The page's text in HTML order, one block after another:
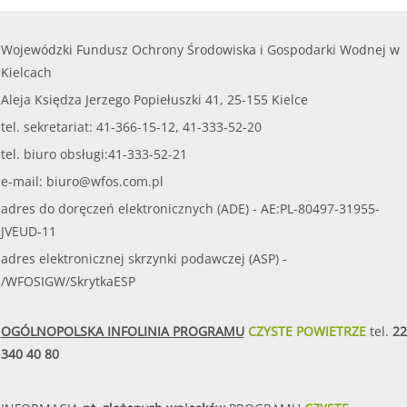
Wojewódzki Fundusz Ochrony Środowiska i Gospodarki Wodnej w
Kielcach
Aleja Księdza Jerzego Popiełuszki 41, 25-155 Kielce
tel. sekretariat: 41-366-15-12, 41-333-52-20
tel. biuro obsługi:41-333-52-21
e-mail: biuro@wfos.com.pl
adres do doręczeń elektronicznych (ADE) - AE:PL-80497-31955-
JVEUD-11
adres elektronicznej skrzynki podawczej (ASP) -
/WFOSIGW/SkrytkaESP
OGÓLNOPOLSKA INFOLINIA PROGRAMUCZYSTE POWIETRZEtel. 22
340 40 80